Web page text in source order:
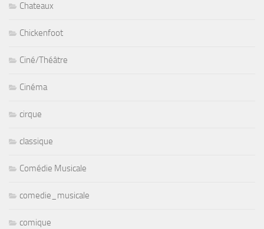
Chateaux
Chickenfoot
Ciné/Théâtre
Cinéma
cirque
classique
Comédie Musicale
comedie_musicale
comique